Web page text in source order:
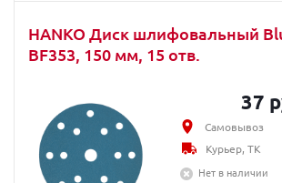
HANKO Диск шлифовальный
BF353, 150 мм, 15 отв.
37
Самовывоз
Курьер, ТК
Нет в наличии